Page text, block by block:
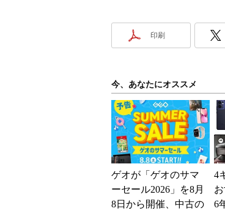
印刷
今、あなたにオススメ
ゲオが「ゲオのサマ
ーセール2026」を8月
8日から開催、中古の
4
6